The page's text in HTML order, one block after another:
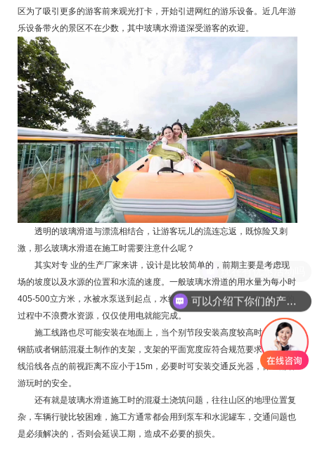
区为了吸引更多的游客前来观光打卡，开始引进网红的游乐设备。近几年游
乐设备带火的景区不在少数，其中玻璃水滑道深受游客的欢迎。
透明的玻璃滑道与漂流相结合，让游客玩儿的流连忘返，既惊险又刺
激，那么玻璃水滑道在施工时需要注意什么呢？
其实对专 业的生产厂家来讲，设计是比较简单的，前期主要是考虑现
场的坡度以及水源的位置和水流的速度。一般玻璃水滑道的用水量为每小时
405-500立方米，水被水泵送到起点，水继续回收使用，能够做到在漂流的
过程中不浪费水资源，仅仅使用电就能完成。
施工线路也尽可能安装在地面上，当个别节段安装高度较高时，应采用
钢筋或者钢筋混凝土制作的支架，支架的平面宽度应符合规范要求，施工路
线沿线各点的前视距离不应小于15m，必要时可安装交通反光器，保证游客
游玩时的安全。
还有就是玻璃水滑道施工时的混凝土浇筑问题，往往山区的地理位置复
杂，车辆行驶比较困难，施工方通常都会用到泵车和水泥罐车，交通问题也
是必须解决的，否则会延误工期，造成不必要的损失。
可以介绍下你们的产品么
现在有优惠活动吗